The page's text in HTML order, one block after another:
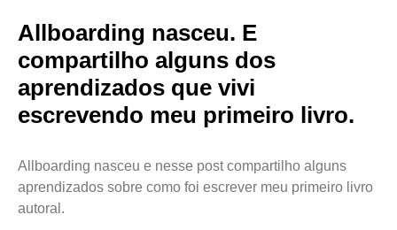
Allboarding nasceu. E
compartilho alguns dos
aprendizados que vivi
escrevendo meu primeiro livro.
Allboarding nasceu e nesse post compartilho alguns
aprendizados sobre como foi escrever meu primeiro livro
autoral.